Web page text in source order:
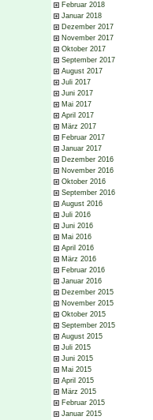
Februar 2018
Januar 2018
Dezember 2017
November 2017
Oktober 2017
September 2017
August 2017
Juli 2017
Juni 2017
Mai 2017
April 2017
März 2017
Februar 2017
Januar 2017
Dezember 2016
November 2016
Oktober 2016
September 2016
August 2016
Juli 2016
Juni 2016
Mai 2016
April 2016
März 2016
Februar 2016
Januar 2016
Dezember 2015
November 2015
Oktober 2015
September 2015
August 2015
Juli 2015
Juni 2015
Mai 2015
April 2015
März 2015
Februar 2015
Januar 2015